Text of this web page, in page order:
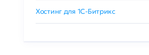
Хостинг для 1C-Битрикс